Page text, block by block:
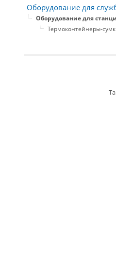
Оборудование для
Оборудование для
Термоконтейнеры-